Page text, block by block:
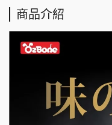
商品介紹